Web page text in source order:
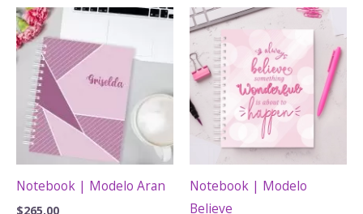
Notebook | Modelo Aran
$265.00
Notebook | Modelo
Believe